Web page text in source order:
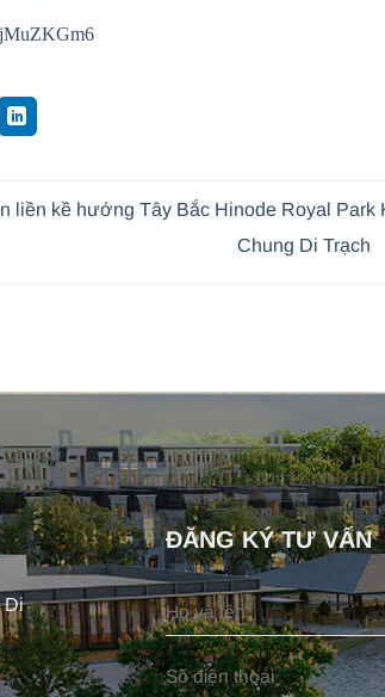
liền kề hướng Tây Bắc Hinode Royal Park
Chung Di Trạch
Di
ĐĂNG KÝ TƯ VẤN